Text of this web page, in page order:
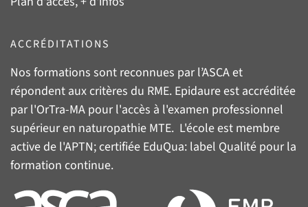
ACCRÉDITATIONS
Nos formations sont reconnues par l’ASCAet
répondent aux critères du RME. Epidaure est accréditée
par l'OrTra-MA pour l'accès à l'examen professionnel
supérieur en naturopathie MTE. L'école est membre
active de l'APTN; certifiée EduQua: label Qualité pour la
formation continue.